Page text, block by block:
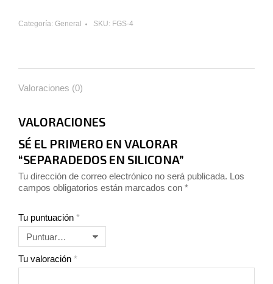
Categoría: General SKU: FGS-4
Valoraciones (0)
VALORACIONES
SÉ EL PRIMERO EN VALORAR
“SEPARADEDOS EN SILICONA”
Tu dirección de correo electrónico no será publicada. Los
campos obligatorios están marcados con *
Tu puntuación *
Tu valoración *